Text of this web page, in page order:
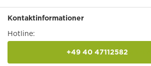
Kontaktinformationer
Hotline:
+49 40 47112582